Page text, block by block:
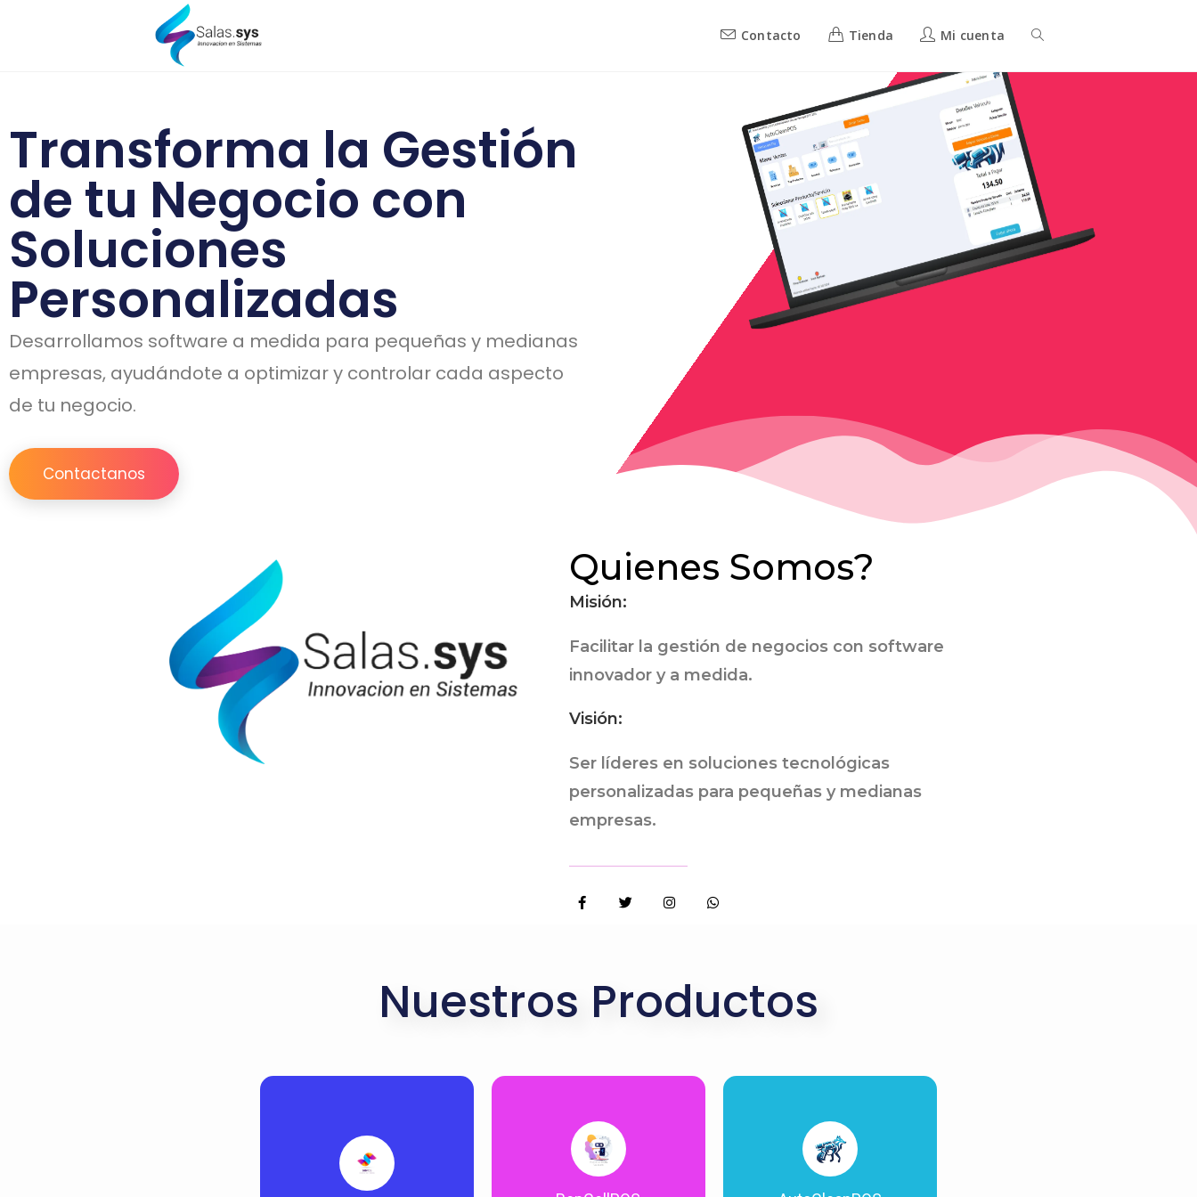
Contacto Tienda Mi cuenta
Transforma la Gestión
de tu Negocio con
Soluciones
Personalizadas
Desarrollamos software a medida para pequeñas y medianas
empresas, ayudándote a optimizar y controlar cada aspecto
de tu negocio.
Contactanos
Quienes Somos?
Misión:
Facilitar la gestión de negocios con software
innovador y a medida.
Visión:
Ser líderes en soluciones tecnológicas
personalizadas para pequeñas y medianas
empresas.
Nuestros Productos
¿Tienes una tienda de
abarrotes, de ropa, almacen,
de trabajo.
Ver mas
El punto de venta ideal para
autolavados, simplifica